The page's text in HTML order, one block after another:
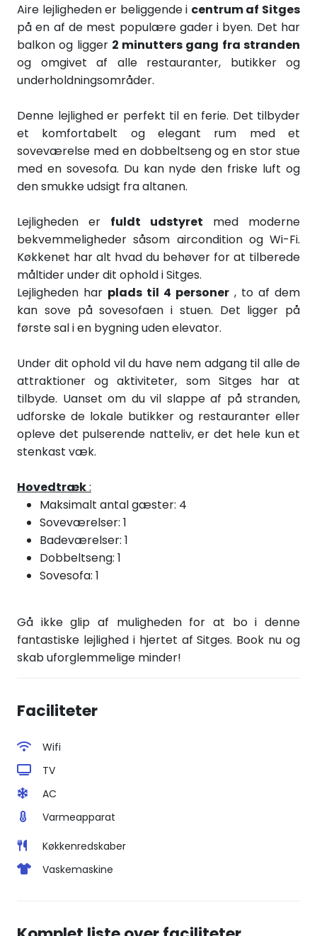
Aire lejligheden er beliggende i centrum af Sitges
på en af de mest populære gader i byen. Det har
balkon og ligger 2 minutters gang fra stranden
og omgivet af alle restauranter, butikker og
underholdningsområder.
Denne lejlighed er perfekt til en ferie. Det tilbyder
et komfortabelt og elegant rum med et
soveværelse med en dobbeltseng og en stor stue
med en sovesofa. Du kan nyde den friske luft og
den smukke udsigt fra altanen.
Lejligheden er fuldt udstyret
med moderne
bekvemmeligheder såsom aircondition og Wi-Fi.
Køkkenet har alt hvad du behøver for at tilberede
måltider under dit ophold i Sitges.
Lejligheden har plads til 4 personer , to af dem
kan sove på sovesofaen i stuen. Det ligger på
første sal i en bygning uden elevator.
Under dit ophold vil du have nem adgang til alle de
attraktioner og aktiviteter, som Sitges har at
tilbyde. Uanset om du vil slappe af på stranden,
udforske de lokale butikker og restauranter eller
opleve det pulserende natteliv, er det hele kun et
stenkast væk.
Hovedtræk:
Maksimalt antal gæster: 4
Soveværelser: 1
Badeværelser: 1
Dobbeltseng: 1
Sovesofa: 1
Gå ikke glip af muligheden for at bo i denne
fantastiske lejlighed i hjertet af Sitges. Book nu og
skab uforglemmelige minder!
Faciliteter
Wifi
TV
AC
Varmeapparat
Køkkenredskaber
Vaskemaskine